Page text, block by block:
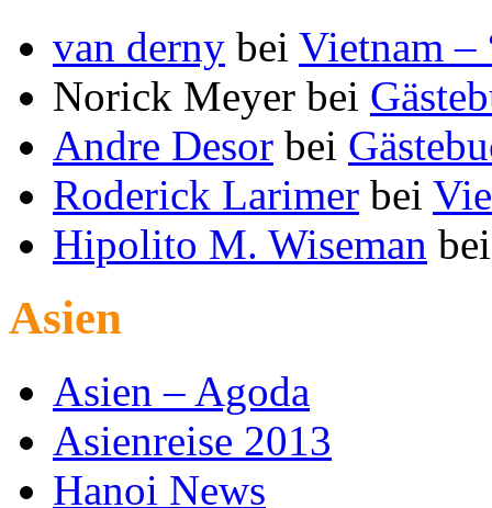
van derny bei Vietnam –
Norick Meyer bei
Andre Desor bei
Roderick Larimer bei
Hipolito M. Wiseman
Asien
Asien – Agoda
Asienreise 2013
Hanoi News